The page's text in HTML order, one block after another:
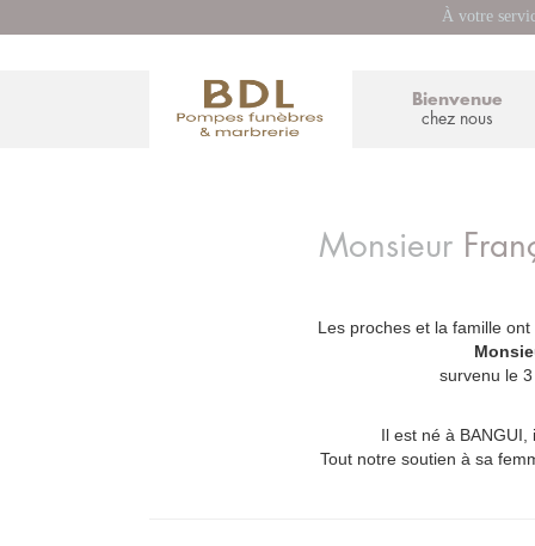
À votre
Bienvenue
chez nous
Monsieur
Les proches et la famille
survenu le
Il est né à
Tout notre soutien à sa